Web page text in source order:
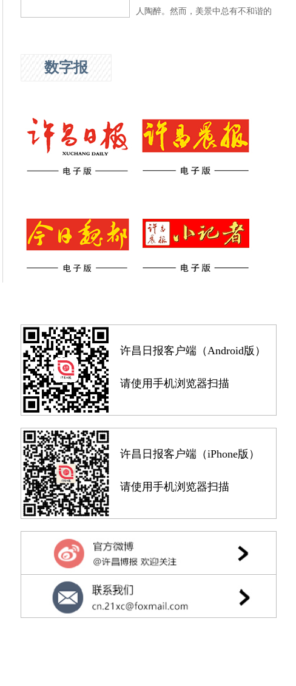
人陶醉。然而，美景中总有不和谐的
数字报
许昌日报客户端（Android版）
请使用手机浏览器扫描
许昌日报客户端（iPhone版）
请使用手机浏览器扫描